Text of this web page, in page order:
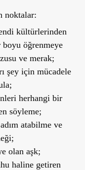
noktalar:
kültürlerinden
öğrenmeye
ve merak;
şey için mücadele
herhangi bir
söyleme;
atabilme ve
olan aşk;
haline getiren